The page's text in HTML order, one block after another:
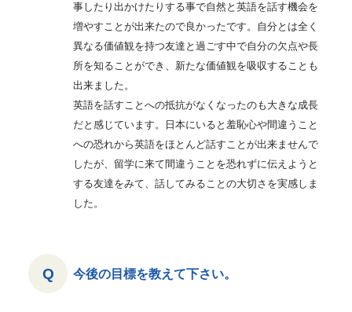
事したり出かけたりする事で自然と英語を話す機会を
増やすことが出来たので良かったです。自分とは全く
異なる価値観を持つ友達と過ごす中で自分の欠点や長
所を知ることができ、新たな価値観を吸収することも
出来ました。
英語を話すことへの抵抗がなくなったのも大きな成長
だと感じています。日本にいると羞恥心や間違うこと
への恐れから英語をほとんど話すことが出来ませんで
したが、留学に来て間違うことを恐れずに伝えようと
する友達をみて、話してみることの大切さを実感しま
した。
今後の目標を教えて下さい。